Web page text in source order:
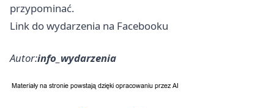
przypominać.
Link do wydarzenia na Facebooku
Autor:info_wydarzenia